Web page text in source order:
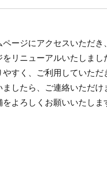
ージにアクセスいただき
リニューアルいたしまし
すく、ご利用していただ
したら、ご連絡いただけ
よろしくお願いいたしま